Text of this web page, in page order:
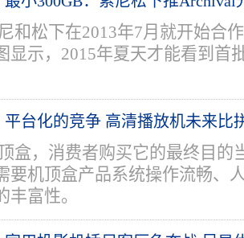
和松下在2013年7月就开始合
显示，2015年夏天才能看到首
平台化的竞争 高清播放机未来比
盒，消费者购买它的最终目的
要机顶盒产品系统操作流畅、
富性。